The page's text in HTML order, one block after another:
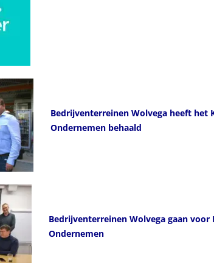
Bedrijventerreinen Wolvega heeft het
Ondernemen behaald
Bedrijventerreinen Wolvega gaan voor
Ondernemen